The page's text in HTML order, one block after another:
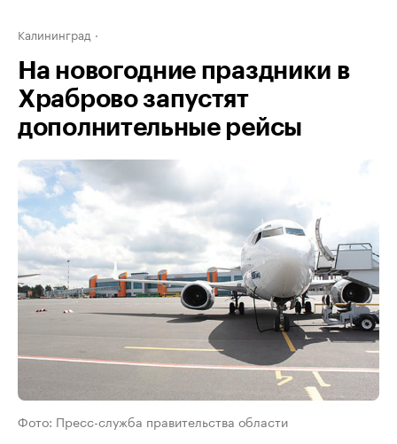
Калининград
На новогодние праздники в
Храброво запустят
дополнительные рейсы
Фото: Пресс-служба правительства области